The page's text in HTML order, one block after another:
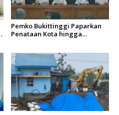
Pemko Bukittinggi Paparkan
Penataan Kota hingga